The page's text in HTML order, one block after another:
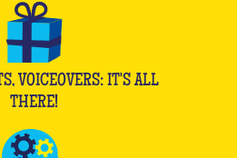
VOICEOVERS: IT'S ALL
THERE!